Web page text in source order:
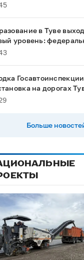
в Туве
уровень:
и планы на
на дорогах
Больше